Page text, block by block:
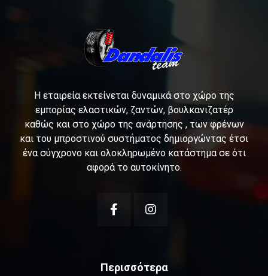
Η εταιρεία εκτείνεται δυναμικά στο χώρο της
εμπορίας ελαστικών, ζαντών, βουλκανιζατέρ
καθώς και στο χώρο της ανάρτησης , των φρένων
και του μπροστινού συστήματος δημιοργώντας έτσι
ένα σύγχρονο και ολοκληρωμένο κατάστημα σε ότι
αφορά το αυτοκίνητο.
Περισσότερα